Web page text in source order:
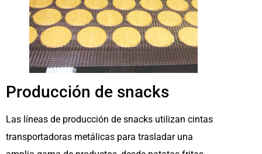
Producción de snacks
Las líneas de producción de snacks utilizan cintas
transportadoras metálicas para trasladar una